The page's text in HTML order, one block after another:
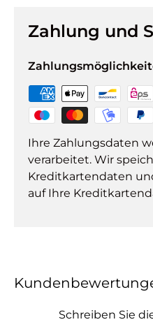
Zahlung und
Ihre Zahlungsdaten
verarbeitet. Wir
Kreditkartendaten
auf Ihre
Schreiben Sie